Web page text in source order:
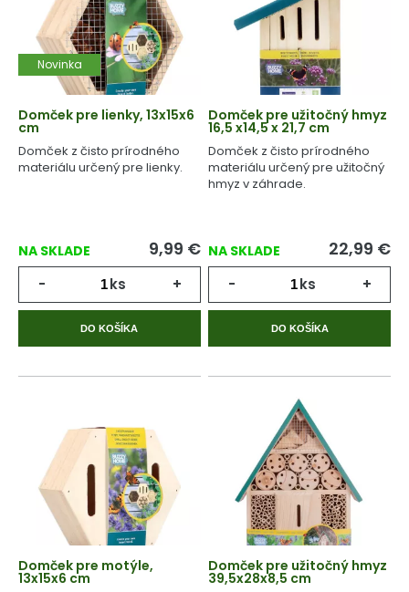
Novinka
Domček pre lienky, 13x15x6
cm
Domček z čisto prírodného
materiálu určený pre lienky.
NA SKLADE 9,99 €
- ks +
DO KOŠÍKA
Domček pre užitočný hmyz
16,5 x14,5 x 21,7 cm
Domček z čisto prírodného
materiálu určený pre užitočný
hmyz v záhrade.
NA SKLADE 22,99 €
- ks +
DO KOŠÍKA
Domček pre motýle,
13x15x6 cm
Domček pre užitočný hmyz
39,5x28x8,5 cm